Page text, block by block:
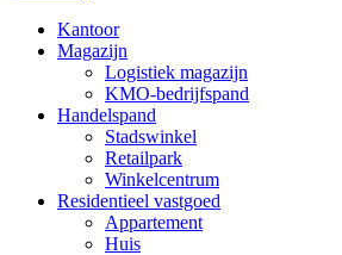
Kantoor
Magazijn
Logistiek magazijn
KMO-bedrijfspand
Handelspand
Stadswinkel
Retailpark
Winkelcentrum
Residentieel vastgoed
Appartement
Huis